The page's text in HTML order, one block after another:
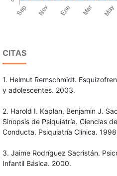
CITAS
1. Helmut Remschmidt.
y adolescentes. 2003.
2. Harold I. Kaplan, Benjamin J.
Sinopsis de Psiquiatría. Ciencias
Conducta. Psiquiatría Clínica.
3. Jaime Rodríguez Sacristán.
Infantil Básica. 2000.